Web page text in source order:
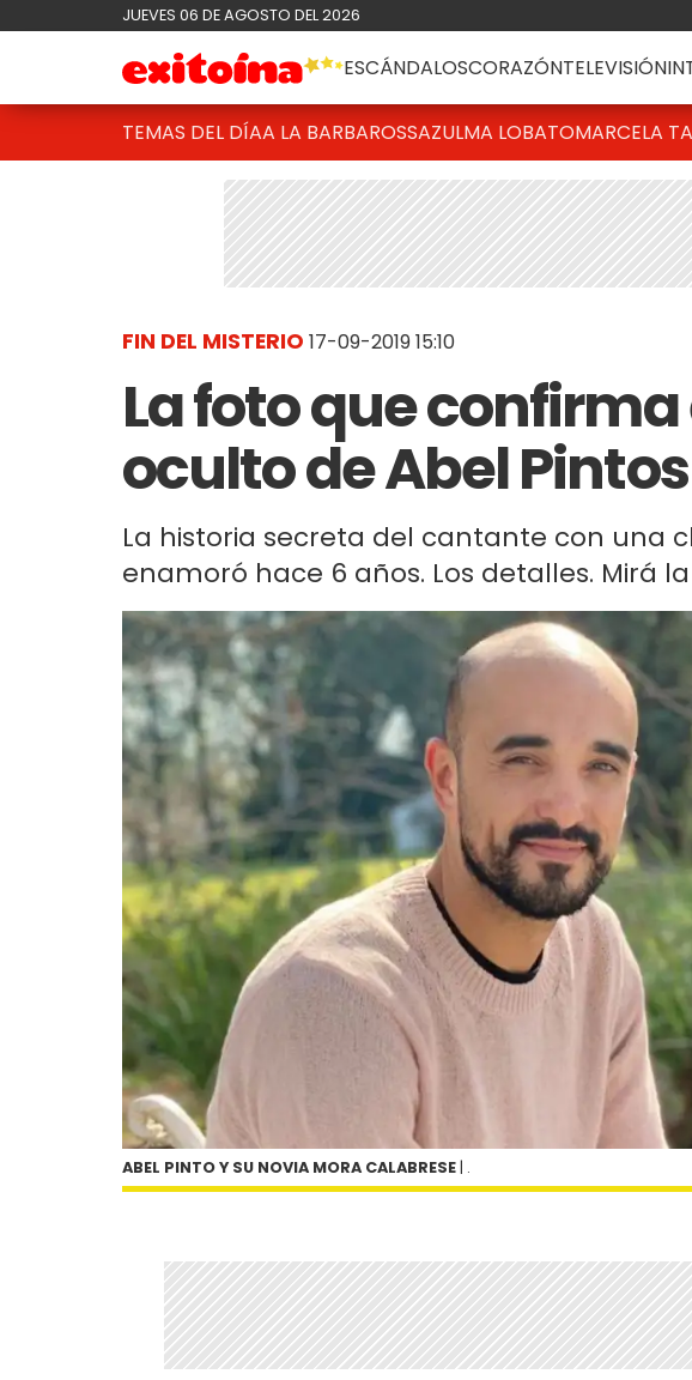
JUEVES 06 DE AGOSTO DEL 2026
ESCÁNDALOSCORAZÓNTELEVISIÓN
TEMAS DEL DÍAA LA BARBAROSSAZULMA LOBATOMARCELA
FIN DEL MISTERIO 17-09-2019 15:10
La foto que
oculto de Abel
La historia secreta del cantante con una
enamoró hace 6 años. Los detalles. Mirá
ABEL PINTO Y SU NOVIA MORA CALABRESE | .